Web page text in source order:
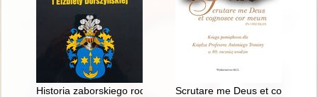
Historia zaborskiego rodu Ukleja-Czarnowskich Augustyna
Scrutare me Deus et